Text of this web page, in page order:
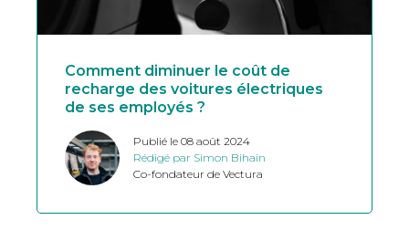
Comment diminuer le coût de
recharge des voitures électriques
de ses employés ?
Publié le 08 août 2024
Rédigé par Simon Bihain
Co-fondateur de Vectura